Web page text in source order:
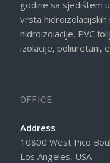
godine sa sjedištem
vrsta
hidroizolacije, PVC
izolacije, poliuretani,
OFFICE
Address
10800 West Pico
Los Angeles, USA